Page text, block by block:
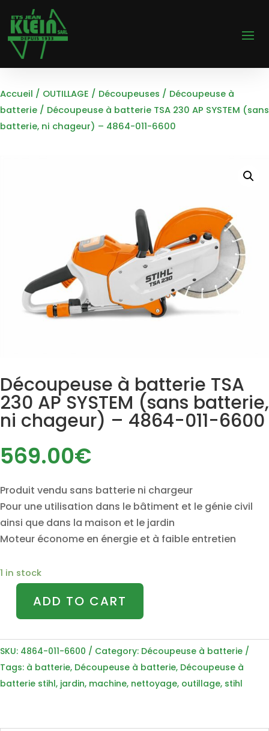
Accueil / OUTILLAGE / Découpeuses / Découpeuse à
batterie / Découpeuse à batterie TSA 230 AP SYSTEM (sans
batterie, ni chageur) – 4864-011-6600
Découpeuse à batterie TSA
230 AP SYSTEM (sans batterie,
ni chageur) – 4864-011-6600
569.00€
Produit vendu sans batterie ni chargeur
Pour une utilisation dans le bâtiment et le génie civil
ainsi que dans la maison et le jardin
Moteur économe en énergie et à faible entretien
1 in stock
Découpeuse
batterie
TSA
230
AP
ADD TO CART
SKU: 4864-011-6600 Category: Découpeuse à batterie
Tags: à batterie, Découpeuse à batterie, Découpeuse à
batterie stihl, jardin, machine, nettoyage, outillage, stihl